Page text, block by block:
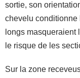
sortie, son
chevelu conditionne
longs
le risque de les
Sur la zone